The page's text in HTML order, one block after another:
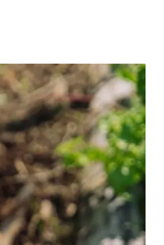
Observació de la terra